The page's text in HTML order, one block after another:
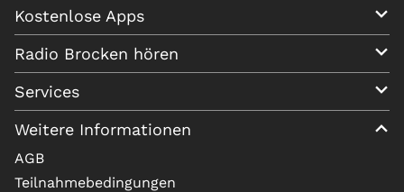
Kostenlose Apps
Radio Brocken hören
Services
Weitere Informationen
AGB
Teilnahmebedingungen